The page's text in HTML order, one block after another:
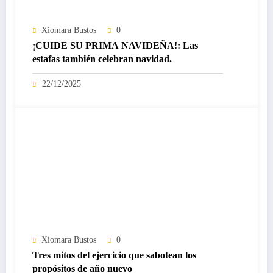
Xiomara Bustos 0
¡CUIDE SU PRIMA NAVIDEÑA!: Las
estafas también celebran navidad.
22/12/2025
Xiomara Bustos 0
Tres mitos del ejercicio que sabotean los
propósitos de año nuevo